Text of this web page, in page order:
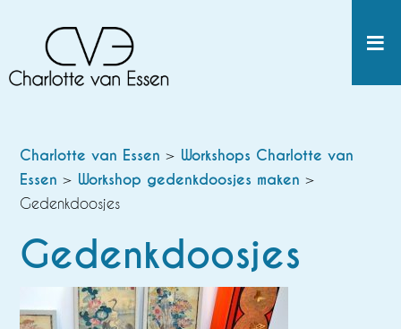
Charlotte van Essen > Workshops Charlotte van
Essen > Workshop gedenkdoosjes maken >
Gedenkdoosjes
Gedenkdoosjes